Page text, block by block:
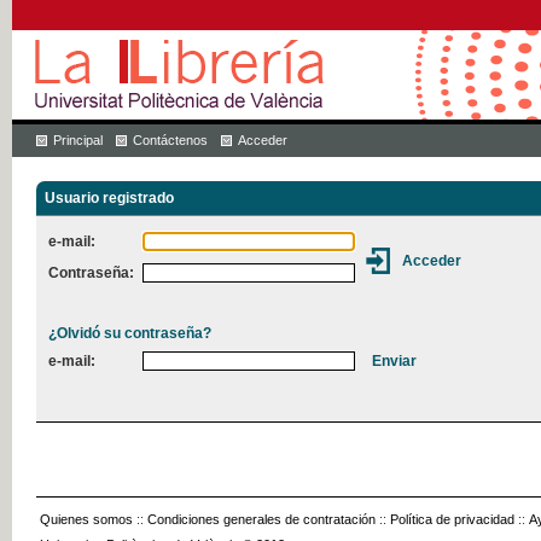
Principal Contáctenos Acceder
Usuario registrado
e-mail:
Contraseña:
¿Olvidó su contraseña?
e-mail:
Quienes somos :: Condiciones generales de contratación :: Política de privacidad ::